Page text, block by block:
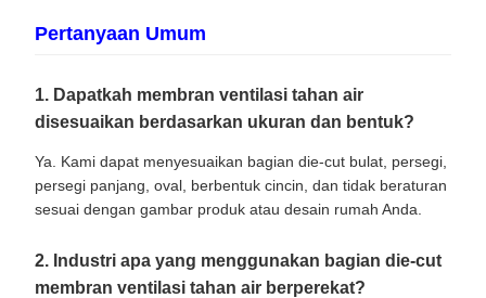
Pertanyaan Umum
1. Dapatkah membran ventilasi tahan air
disesuaikan berdasarkan ukuran dan bentuk?
Ya. Kami dapat menyesuaikan bagian die-cut bulat, persegi,
persegi panjang, oval, berbentuk cincin, dan tidak beraturan
sesuai dengan gambar produk atau desain rumah Anda.
2. Industri apa yang menggunakan bagian die-cut
membran ventilasi tahan air berperekat?